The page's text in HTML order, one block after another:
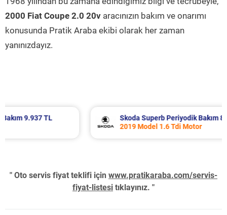
2000 Fiat Coupe 2.0 20v aracınızın bakım ve onarımı
konusunda Pratik Araba ekibi olarak her zaman
yanınızdayız.
Skoda Superb Periyodik Bakım 8.995 TL
2019 Model 1.6 Tdi Motor
" Oto servis fiyat teklifi için www.pratikaraba.com/servis-
fiyat-listesi tıklayınız. "